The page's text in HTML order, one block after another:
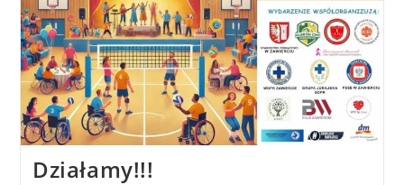
Działamy!!!